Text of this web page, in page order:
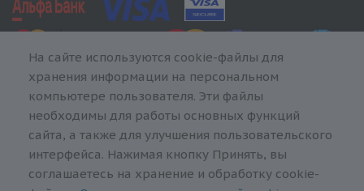
На сайте используются cookie-файлы для
хранения информации на персональном
компьютере пользователя. Эти файлы
необходимы для работы основных функций
сайта, а также для улучшения пользовательского
интерфейса. Нажимая кнопку Принять, вы
соглашаетесь на хранение и обработку cookie-